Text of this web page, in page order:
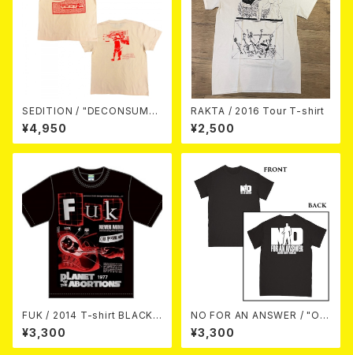
SEDITION / "DECONSUME"
S/S Tee （Natural）
¥4,950
RAKTA / 2016 Tour T-shirt
¥2,500
FUK / 2014 T-shirt BLACK/
SILVER/RED
¥3,300
NO FOR AN ANSWER / "OR
ANGE COUNTY HARDCORE
(BLACK)" - T-SHIRT (S)
¥3,300